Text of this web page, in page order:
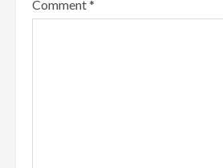
Comment*